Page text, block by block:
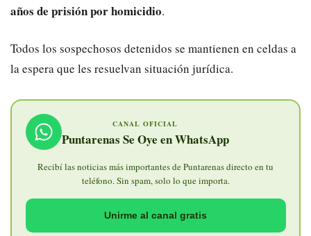
años de prisión por homicidio.
Todos los sospechosos detenidos se mantienen en celdas a
la espera que les resuelvan situación jurídica.
CANAL OFICIAL
Puntarenas Se Oye en WhatsApp
Recibí las noticias más importantes de Puntarenas directo en tu
teléfono. Sin spam, solo lo que importa.
Unirme al canal gratis